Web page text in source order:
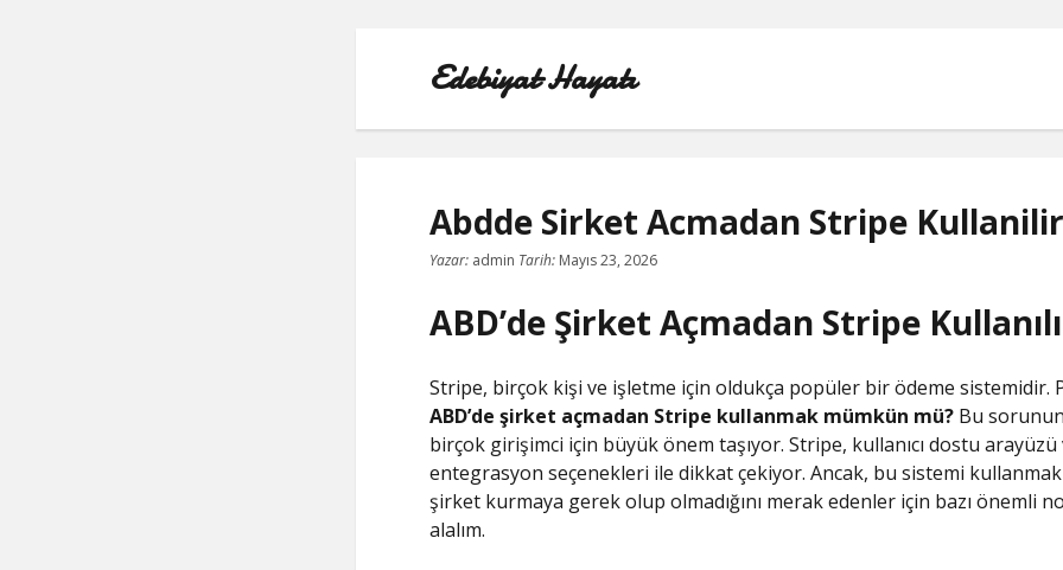
Edebiyat Hayatı
INSTAGRAM BEĞENI KASMA HILESI
LISTE
SHORTS ABONE KASMA HILESI PARASIZ
TWITTER GIZLI İÇERIK GÖRME
Abdde Sirket Acmadan Stripe
Yazar:admin Tarih: Mayıs 23, 2026
ABD’de Şirket Açmadan Stripe
Stripe, birçok kişi ve işletme için oldukça popüler bir ödeme sistemidir.
ABD’de şirket açmadan Stripe kullanmak mümkün mü?Bu sorunun
birçok girişimci için büyük önem taşıyor. Stripe, kullanıcı dostu arayüzü
entegrasyon seçenekleri ile dikkat çekiyor. Ancak, bu sistemi
şirket kurmaya gerek olup olmadığını merak edenler için bazı önemli
alalım.